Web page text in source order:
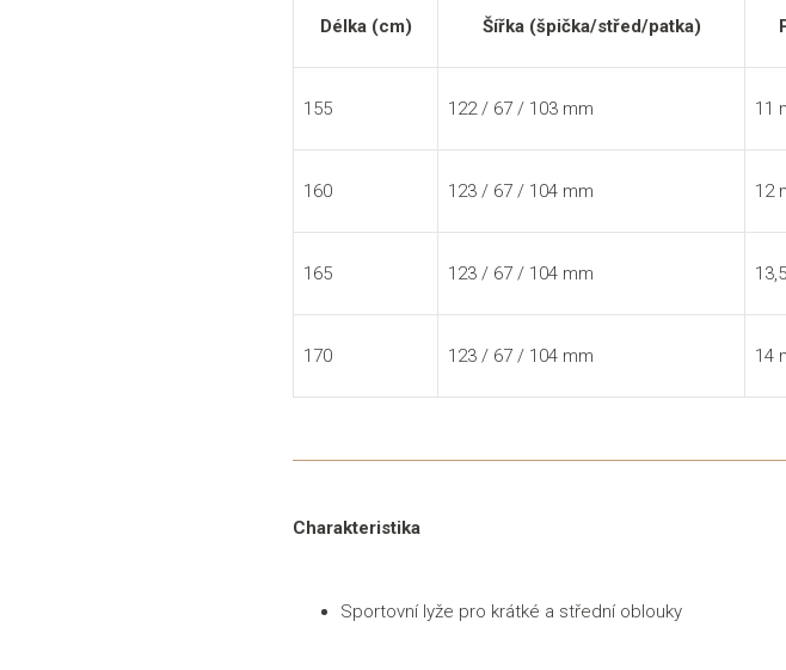
Délka (cm) Šířka (špička/střed/patka)
155 122 / 67 / 103 mm 11
160 123 / 67 / 104 mm 12
165 123 / 67 / 104 mm
170 123 / 67 / 104 mm 14
Charakteristika
Sportovní lyže pro krátké a střední oblouky